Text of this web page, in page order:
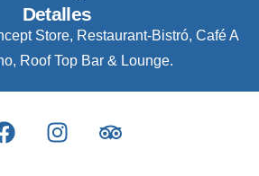
Detalles
Store, Restaurant-Bistró, Café A
Roof Top Bar & Lounge.